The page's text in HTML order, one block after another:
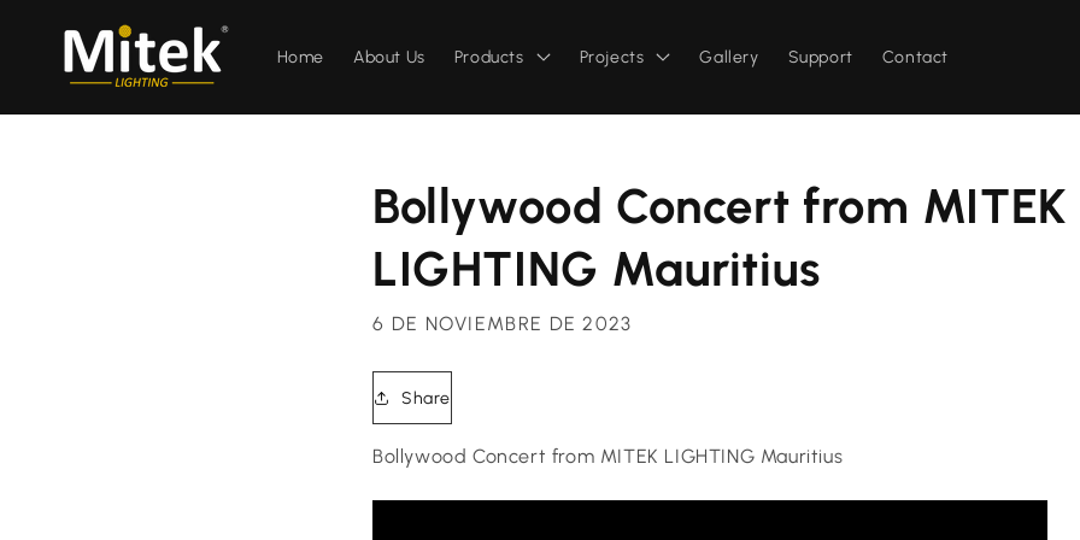
directamente
al contenido
Home About Us Products Projects Gallery Support Contact
Bollywood Concert from MITEK
LIGHTING Mauritius
6 DE NOVIEMBRE DE 2023
Share
Bollywood Concert from MITEK LIGHTING Mauritius